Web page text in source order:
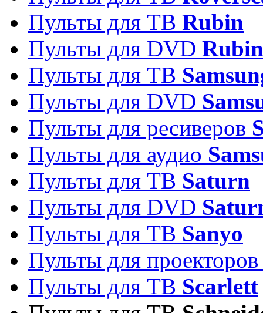
Пульты для ТВ Rubin
Пульты для DVD Rubin
Пульты для ТВ
Пульты для DVD
Пульты для ресиверов
Пульты для аудио
Пульты для ТВ Saturn
Пульты для DVD
Пульты для ТВ Sanyo
Пульты для
Пульты для ТВ Scarlett